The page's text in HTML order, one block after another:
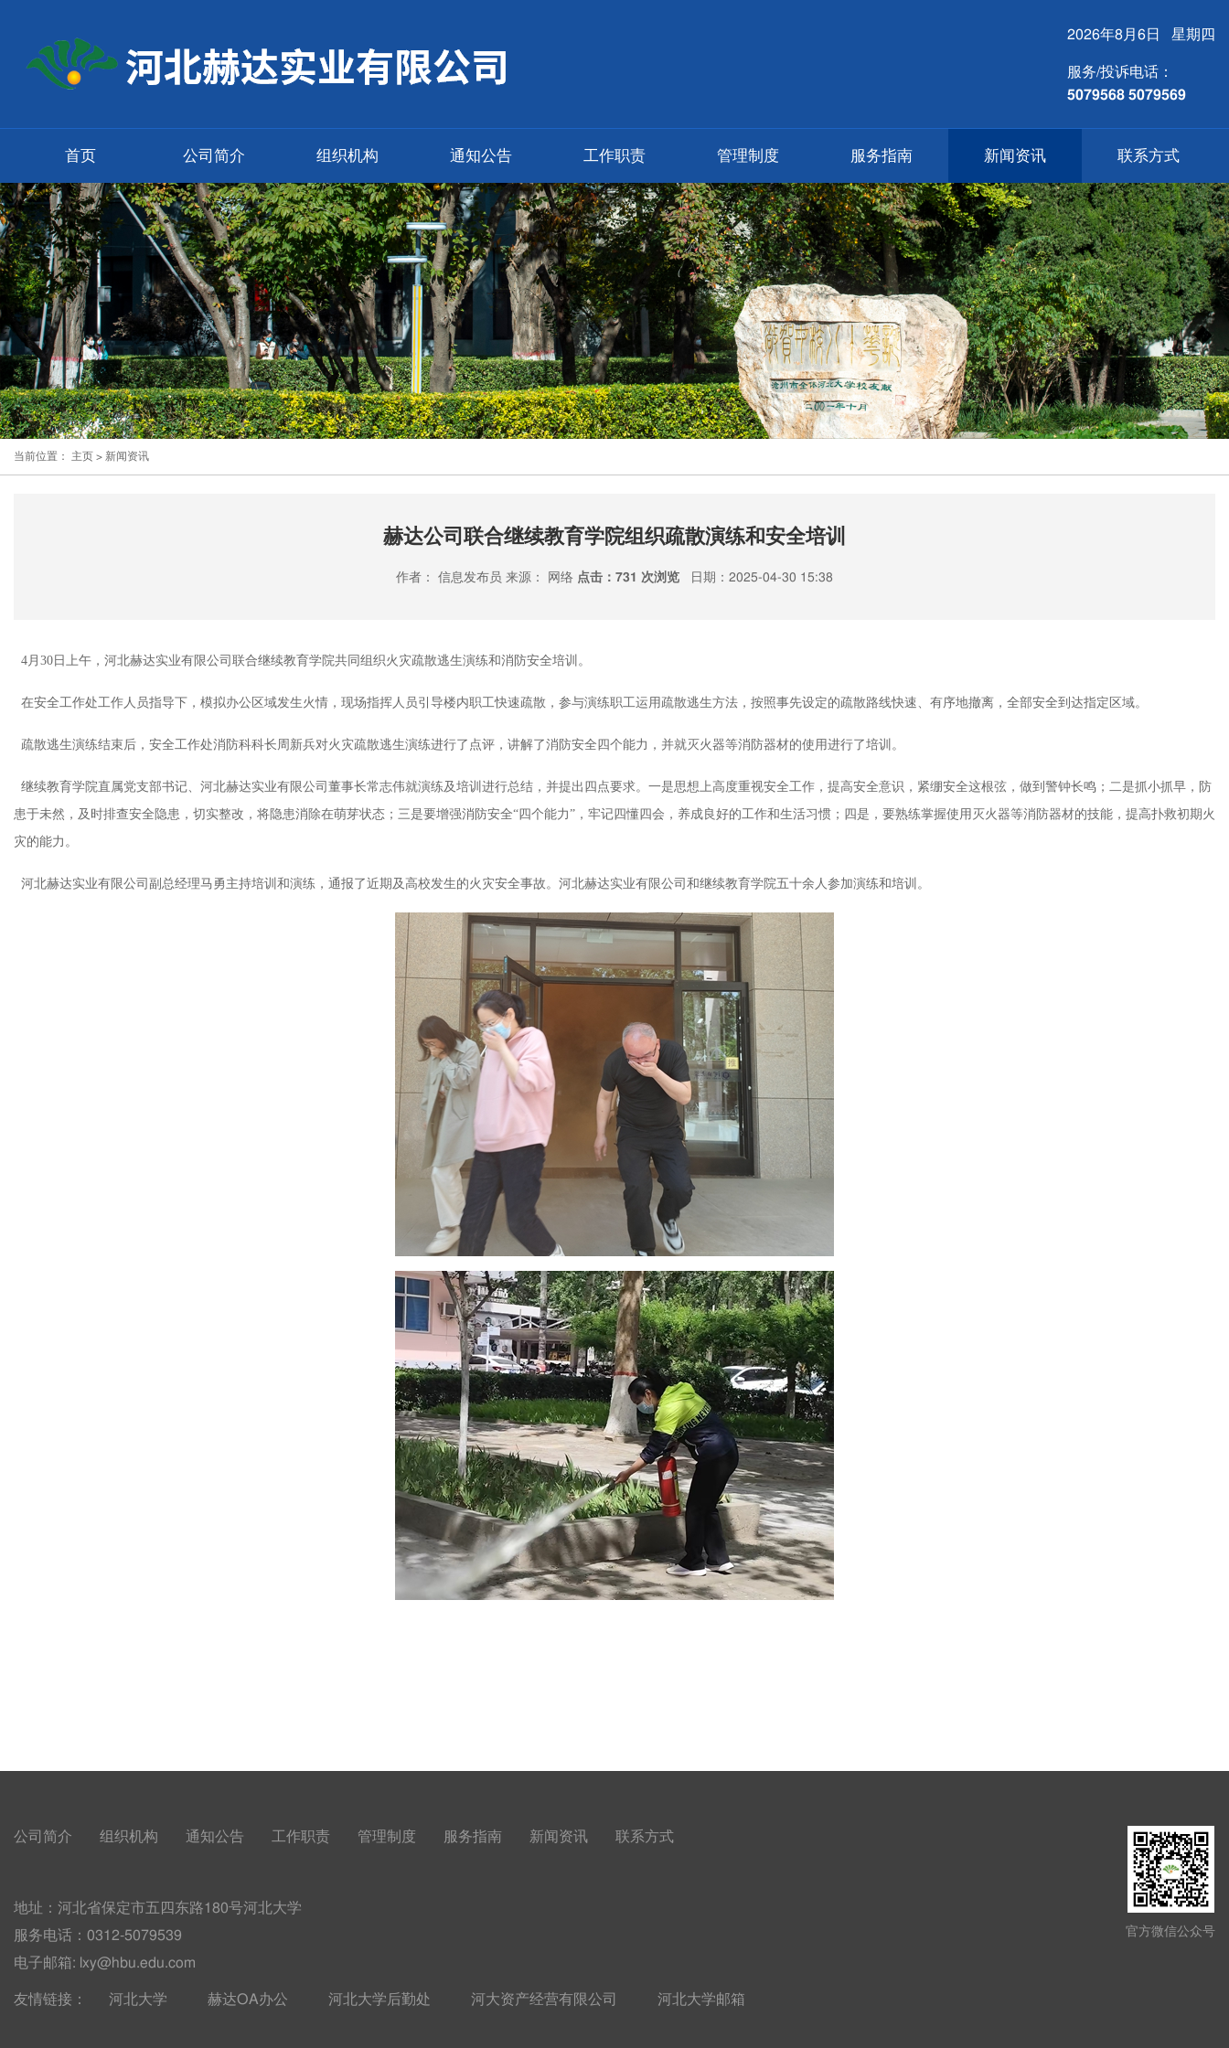
2026年8月6日 星期四
服务/投诉电话：
5079568 5079569
首页 公司简介 组织机构 通知公告 工作职责 管理制度 服务指南 新闻资讯 联系方式
当前位置： 主页 > 新闻资讯
赫达公司联合继续教育学院组织疏散演练和安全培训
作者： 信息发布员 来源： 网络 点击： 731 次浏览 日期：2025-04-30 15:38
4月30日上午，河北赫达实业有限公司联合继续教育学院共同组织火灾疏散逃生演练和消防安全培训。
在安全工作处工作人员指导下，模拟办公区域发生火情，现场指挥人员引导楼内职工快速疏散，参与演练职工运用疏散逃生方法，按照事先设定的疏散路线快速、有序地撤离，全部安全到达指定区域。
疏散逃生演练结束后，安全工作处消防科科长周新兵对火灾疏散逃生演练进行了点评，讲解了消防安全四个能力，并就灭火器等消防器材的使用进行了培训。
继续教育学院直属党支部书记、河北赫达实业有限公司董事长常志伟就演练及培训进行总结，并提出四点要求。一是思想上高度重视安全工作，提高安全意识，紧绷安全这根弦，做到警钟长鸣；二是抓小抓早，防
患于未然，及时排查安全隐患，切实整改，将隐患消除在萌芽状态；三是要增强消防安全“四个能力”，牢记四懂四会，养成良好的工作和生活习惯；四是，要熟练掌握使用灭火器等消防器材的技能，提高扑救初期火
灾的能力。
河北赫达实业有限公司副总经理马勇主持培训和演练，通报了近期及高校发生的火灾安全事故。河北赫达实业有限公司和继续教育学院五十余人参加演练和培训。
公司简介 组织机构 通知公告 工作职责 管理制度 服务指南 新闻资讯 联系方式
地址：河北省保定市五四东路180号河北大学
服务电话： 0312-5079539
电子邮箱: lxy@hbu.edu.com
官方微信公众号
友情链接： 河北大学 赫达OA办公 河北大学后勤处 河大资产经营有限公司 河北大学邮箱